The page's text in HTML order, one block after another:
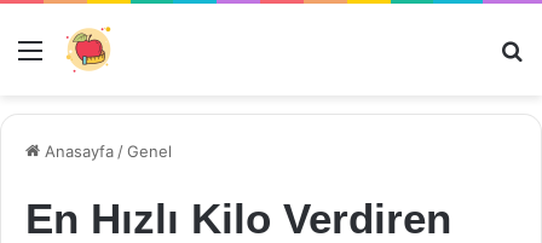
Menü
Anasayfa /Genel
En Hızlı Kilo Verdiren